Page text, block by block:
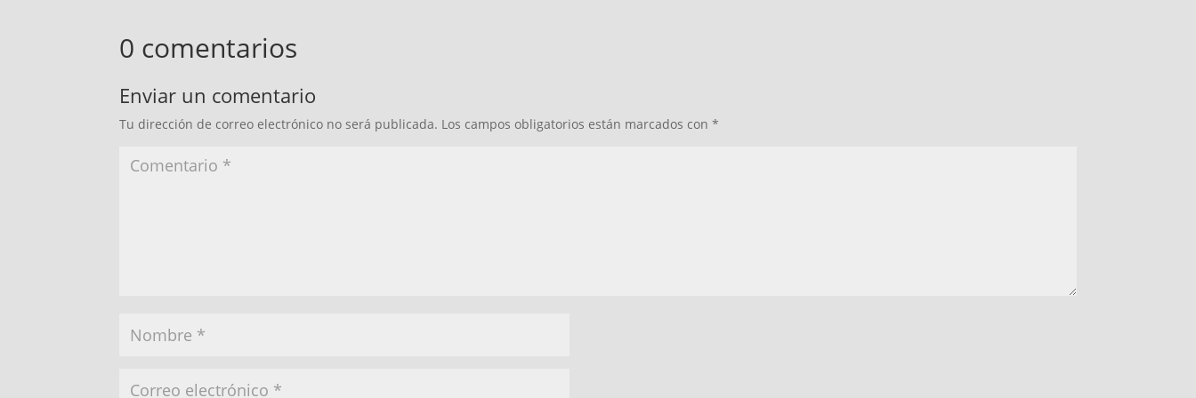
0 comentarios
Enviar un comentario
Tu dirección de correo electrónico no será publicada. Los campos obligatorios están marcados con*